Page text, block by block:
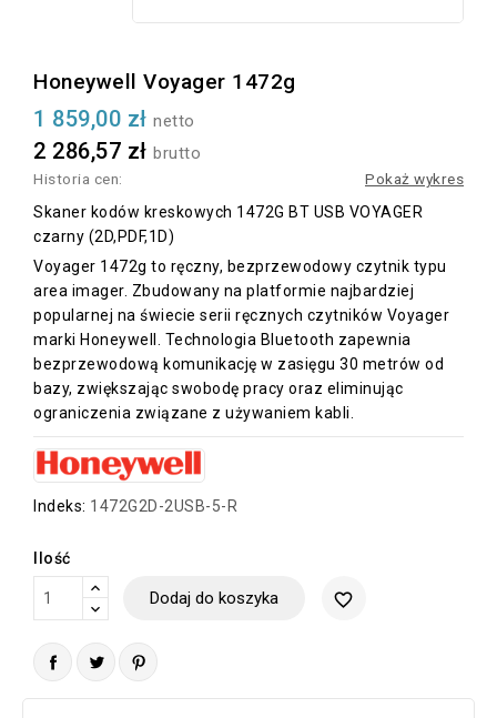
Honeywell Voyager 1472g
1 859,00 zł netto
2 286,57 zł brutto
Historia cen:
Pokaż wykres
Skaner kodów kreskowych 1472G BT USB VOYAGER
czarny (2D,PDF,1D)
Voyager 1472g to ręczny, bezprzewodowy czytnik typu
area imager. Zbudowany na platformie najbardziej
popularnej na świecie serii ręcznych czytników Voyager
marki Honeywell. Technologia Bluetooth zapewnia
bezprzewodową komunikację w zasięgu 30 metrów od
bazy, zwiększając swobodę pracy oraz eliminując
ograniczenia związane z używaniem kabli.
Indeks: 1472G2D-2USB-5-R
Ilość
Dodaj do koszyka favorite_border